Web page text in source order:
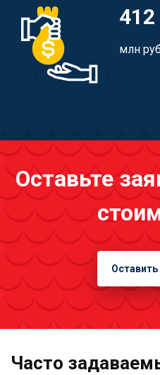
412
млн
Оставьте
Оставить
Часто